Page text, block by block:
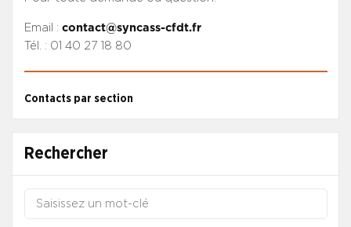
Email : contact@syncass-cfdt.fr
Tél. : 01 40 27 18 80
Contacts par section
Rechercher